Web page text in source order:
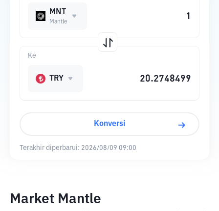
MNT
Mantle
Ke
TRY
Konversi
Terakhir diperbarui: 2026/08/09 09:00
Market Mantle